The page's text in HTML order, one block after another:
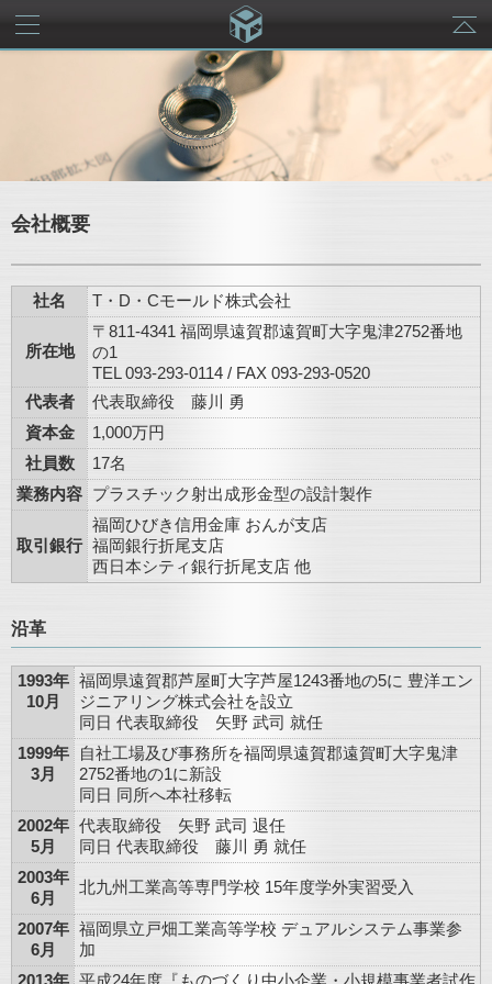
会社概要
社名 T・D・Cモールド株式会社
所在地
〒811-4341 福岡県遠賀郡遠賀町大字鬼津2752番地
の1
TEL 093-293-0114 / FAX 093-293-0520
代表者
代表取締役 藤川 勇
資本金
1,000万円
社員数
17名
業務内容 プラスチック射出成形金型の設計製作
取引銀行
福岡ひびき信用金庫 おんが支店
福岡銀行折尾支店
西日本シティ銀行折尾支店 他
沿革
1993年
10月
福岡県遠賀郡芦屋町大字芦屋1243番地の5に 豊洋エン
ジニアリング株式会社を設立
同日 代表取締役 矢野 武司 就任
1999年
3月
自社工場及び事務所を福岡県遠賀郡遠賀町大字鬼津
2752番地の1に新設
同日 同所へ本社移転
2002年
5月
代表取締役 矢野 武司 退任
同日 代表取締役 藤川 勇 就任
2003年
6月
北九州工業高等専門学校 15年度学外実習受入
2007年
6月
福岡県立戸畑工業高等学校 デュアルシステム事業参
加
2013年 平成24年度『ものづくり中小企業・小規模事業者試作